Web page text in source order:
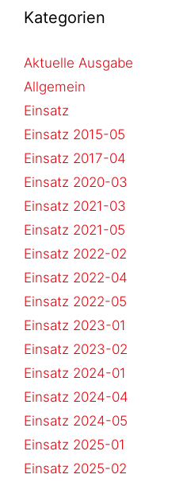
Kategorien
Aktuelle Ausgabe
Allgemein
Einsatz
Einsatz 2015-05
Einsatz 2017-04
Einsatz 2020-03
Einsatz 2021-03
Einsatz 2021-05
Einsatz 2022-02
Einsatz 2022-04
Einsatz 2022-05
Einsatz 2023-01
Einsatz 2023-02
Einsatz 2024-01
Einsatz 2024-04
Einsatz 2024-05
Einsatz 2025-01
Einsatz 2025-02